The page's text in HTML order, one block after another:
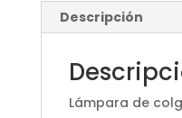
Descripción
Lámpara de